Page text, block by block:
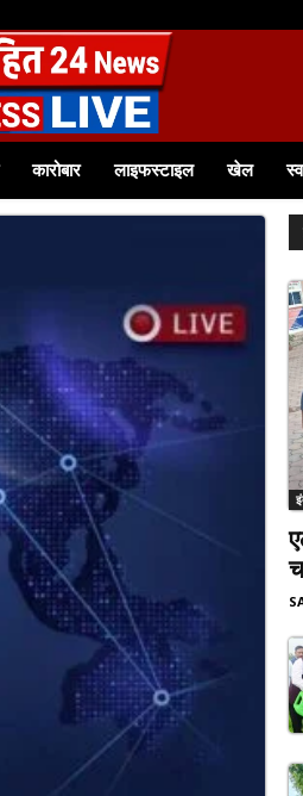
कारोबार लाइफस्टाइल खेल